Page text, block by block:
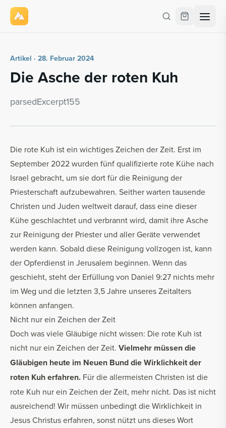
Artikel · 28. Februar 2024
Die Asche der roten Kuh
par­se­dE­x­cerpt155
Die rote Kuh ist ein wichtigesZeichen der Zeit. Erst im
September 2022 wurden fünf qualifizierte rote Kühe nach
Israel gebracht, um sie dort für die Reinigung der
Priesterschaft aufzubewahren. Seither warten tausende
Christen und Juden weltweit darauf, dass eine dieser
Kühe geschlachtet und verbrannt wird, damit ihre Asche
zur Reinigung der Priester und aller Geräte verwendet
werden kann. Sobald diese Reinigung vollzogen ist, kann
der Opferdienst in Jerusalem beginnen. Wenn das
geschieht, steht der Erfüllung von Daniel 9:27 nichts mehr
im Weg und die letzten 3,5 Jahre unseres Zeitalters
können anfangen.
Nicht nur ein Zeichen der Zeit
Doch was viele Gläubige nicht wissen: Die rote Kuh ist
nicht nur ein Zeichen der Zeit. Vielmehr müssen die
Gläubigen heute im Neuen Bund die Wirklichkeit der
roten Kuh erfahren. Für die allermeisten Christen ist die
rote Kuh nur ein Zeichen der Zeit, mehr nicht. Das ist nicht
ausreichend! Wir müssen unbedingt die Wirklichkeit in
Jesus Christus erfahren, sonst nützt uns dieses Wort